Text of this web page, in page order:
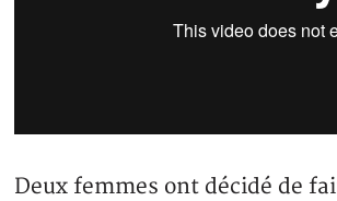
Deux femmes ont décidé de